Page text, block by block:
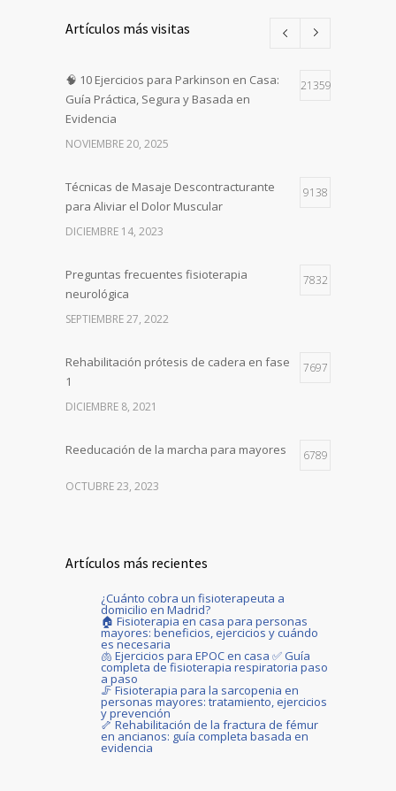
Artículos más visitas
🧠 10 Ejercicios para Parkinson en Casa:
Guía Práctica, Segura y Basada en
Evidencia
21359
NOVIEMBRE 20, 2025
Técnicas de Masaje Descontracturante
para Aliviar el Dolor Muscular
9138
DICIEMBRE 14, 2023
Preguntas frecuentes fisioterapia
neurológica
7832
SEPTIEMBRE 27, 2022
Rehabilitación prótesis de cadera en fase
1
7697
DICIEMBRE 8, 2021
Reeducación de la marcha para mayores 6789
OCTUBRE 23, 2023
Artículos más recientes
¿Cuánto cobra un fisioterapeuta a
domicilio en Madrid?
🏠 Fisioterapia en casa para personas
mayores: beneficios, ejercicios y cuándo
es necesaria
🫁 Ejercicios para EPOC en casa ✅ Guía
completa de fisioterapia respiratoria paso
a paso
🦵 Fisioterapia para la sarcopenia en
personas mayores: tratamiento, ejercicios
y prevención
🦴 Rehabilitación de la fractura de fémur
en ancianos: guía completa basada en
evidencia